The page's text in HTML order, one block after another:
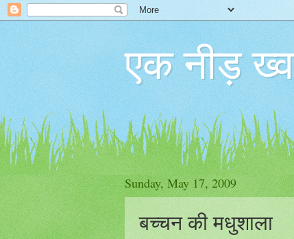
एक नीड़
Sunday, May 17, 2009
बच्चन की मधुशाला